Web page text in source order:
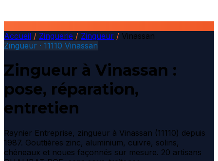
Accueil / Zinguerie / Zingueur / Vinassan
Zingueur · 11110 Vinassan
Zingueur à Vinassan :
pose, réparation,
entretien
Raynier Entreprise, zingueur à Vinassan (11110) depuis
1987. Gouttières zinc, aluminium, cuivre, solins,
chéneaux et noues façonnés sur mesure. 20 artisans